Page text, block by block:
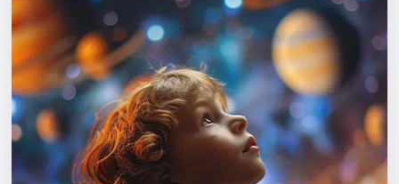
Спорт
События
Города
Площадки